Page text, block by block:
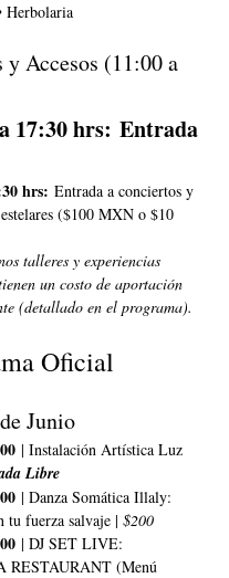
Herbolaria
Accesos (11:00 a
17:30 hrs: Entrada
hrs: Entrada a conciertos y
($100 MXN o $10
talleres y experiencias
un costo de aportación
(detallado en el programa).
Oficial
Junio
| Instalación Artística Luz
Libre
| Danza Somática Illaly:
tu fuerza salvaje | $200
| DJ SET LIVE:
RESTAURANT (Menú